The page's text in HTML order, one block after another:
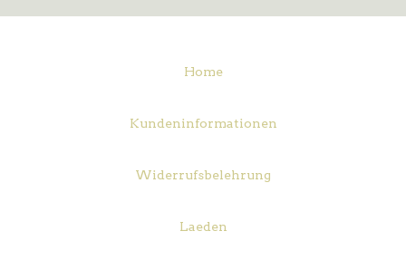
Home
Kundeninformationen
Widerrufsbelehrung
Laeden